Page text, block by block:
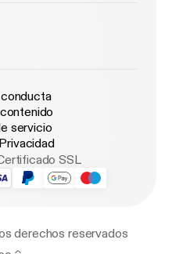
servicio
SSL
derechos reservados